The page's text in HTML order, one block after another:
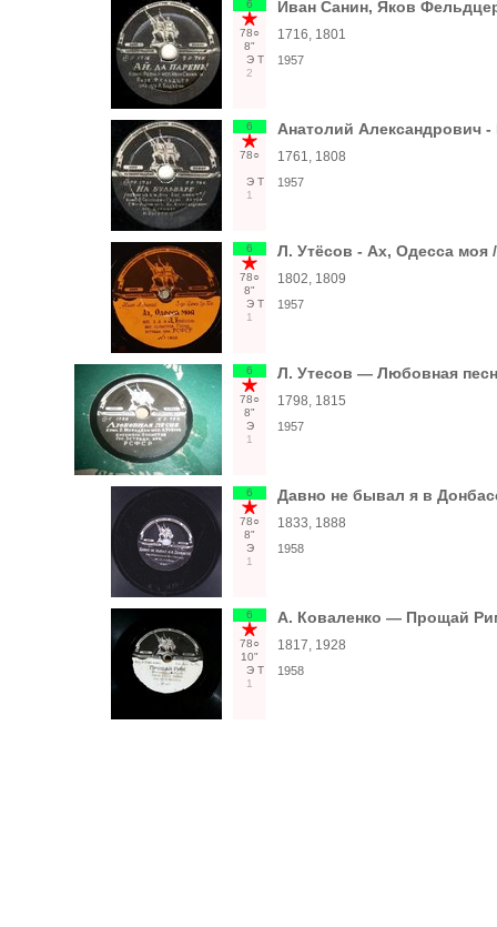
6
78○
8"
Э Т
2
Иван Санин, Яков
1716, 1801
1957
6
78○
Э Т
1
Анатолий Александрович
1761, 1808
1957
6
78○
8"
Э Т
1
Л. Утёсов - Ах, Одесса моя
1802, 1809
1957
6
78○
8"
Э
1
Л. Утесов — Любовная
1798, 1815
1957
6
78○
8"
Э
1
Давно не бывал я в
1833, 1888
1958
6
78○
10"
Э Т
1
А. Коваленко — Прощай
1817, 1928
1958